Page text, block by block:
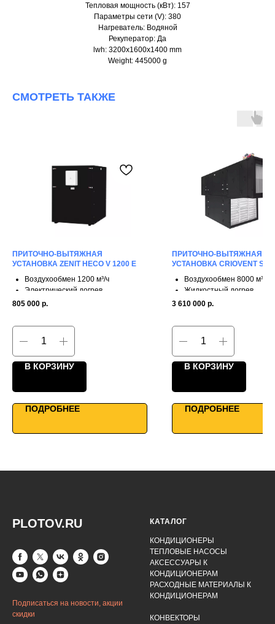
Тепловая мощность (кВт): 157
Параметры сети (V): 380
Нагреватель: Водяной
Рекуператор: Да
lwh: 3200x1600x1400 mm
Weight: 445000 g
СМОТРЕТЬ ТАКЖЕ
ПРИТОЧНО-ВЫТЯЖНАЯ
УСТАНОВКА ZENIT HECO V 1200 E
Воздухообмен 1200 м³/ч
Электрический догрев
3 ступени рекуперации
Умное управление
805 000 р.
В КОРЗИНУ
ПОДРОБНЕЕ
ПРИТОЧНО-ВЫТЯЖНАЯ
УСТАНОВКА CRIOVENT S
Воздухообмен 8000 м³/ч
Жидкостный догрев
4 ступени рекуперации
Умное управление
3 610 000 р.
В КОРЗИНУ
ПОДРОБНЕЕ
PLOTOV.RU
Подписаться на новости, акции
скидки
КАТАЛОГ
КОНДИЦИОНЕРЫ
ТЕПЛОВЫЕ НАСОСЫ
АКСЕССУАРЫ К
КОНДИЦИОНЕРАМ
РАСХОДНЫЕ МАТЕРИАЛЫ К
КОНДИЦИОНЕРАМ
КОНВЕКТОРЫ